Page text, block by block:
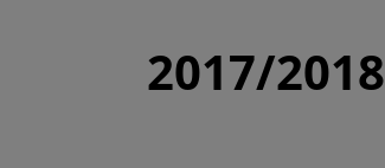
2017/2018